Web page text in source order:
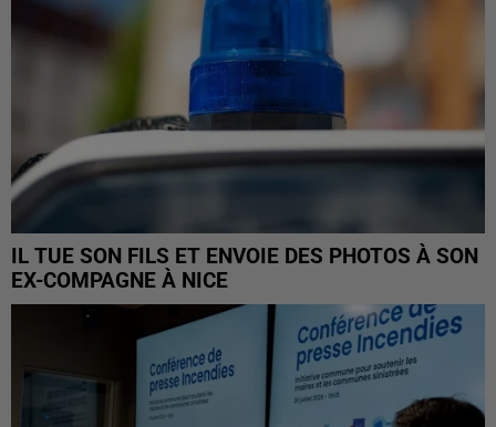
IL TUE SON FILS ET ENVOIE DES PHOTOS À SON
EX-COMPAGNE À NICE